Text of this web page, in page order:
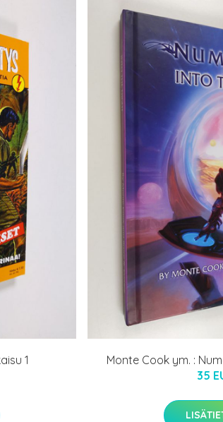
1
Monte Cook ym. :
35